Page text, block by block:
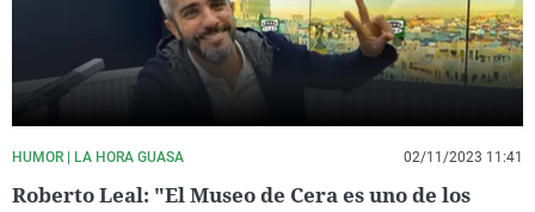
HUMOR | LA HORA GUASA 02/11/2023 11:41
Roberto Leal: "El Museo de Cera es uno de los